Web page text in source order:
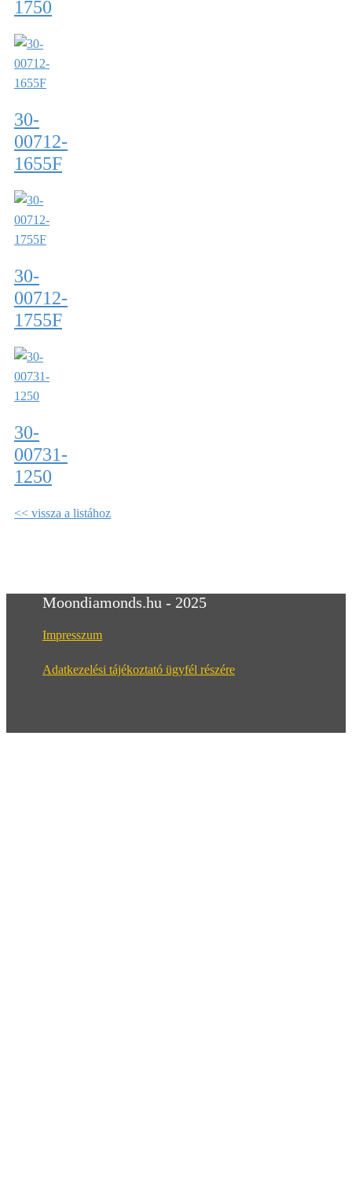
1750
30-
00712-
1655F
30-
00712-
1755F
30-
00731-
1250
<< vissza a listához
Moondiamonds.hu - 2025
Impresszum
Adatkezelési tájékoztató ügyfél részére